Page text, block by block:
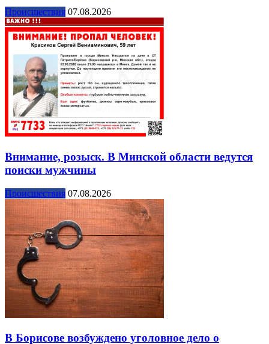
Происшествия 07.08.2026
Внимание, розыск. В Минской области ведутся
поиски мужчины
Происшествия 07.08.2026
В Борисове возбуждено уголовное дело о